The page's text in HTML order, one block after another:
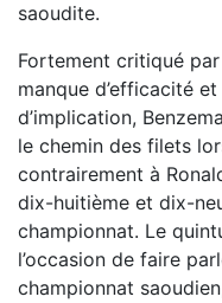
saoudite.
Fortement critiqué
manque d’efficacité
d’implication,
le chemin des filets
contrairement à
dix-huitième et dix-
championnat. Le
l’occasion de faire
championnat